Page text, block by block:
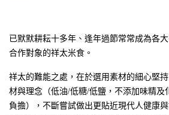
已默默耕耘十多年、逢年過節常常成為各
合作對象的祥太米食。
祥太的難能之處，在於選用素材的細心堅
材與理念（低油/低糖/低鹽，不添加味精及
負擔），不斷嘗試做出更貼近現代人健康